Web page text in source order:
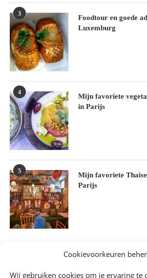
Cookievoorkeuren
Wij gebruiken cookies om je ervaring te
3
Foodtour en goede
Luxemburg
4
Mijn favoriete
in Parijs
5
Mijn favoriete
Parijs